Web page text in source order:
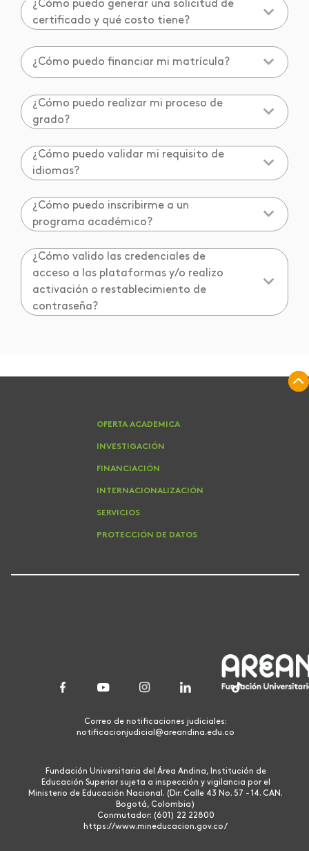
¿Cómo puedo generar una solicitud de
certificado y qué costo tiene?
¿Cómo puedo financiar mi matrícula?
¿Cómo puedo realizar mi proceso de
grado?
¿Cómo puedo validar mi requisito de
idiomas?
¿Cómo puedo inscribirme a un
programa académico?
¿Cómo valido las credenciales de
acceso a las plataformas y/o realizo
activación o restablecimiento de
contraseña?
OFERTA ACADEMICA
INVESTIGACIÓN
FINANCIACIÓN
INTERNACIONALIZACIÓN
SERVICIOS
PROTECCIÓN DE DATOS
Correo de notificaciones judiciales:
notificacionjudicial@areandina.edu.co
Fundación Universitaria del Área Andina, Institución de
Educación Superior sujeta a inspección y vigilancia por el
Ministerio de Educación Nacional. (Dir: Calle 43 No. 57 - 14. CAN.
Bogotá, Colombia)
Conmutador: (601) 22 22800
https://www.mineducacion.gov.co/